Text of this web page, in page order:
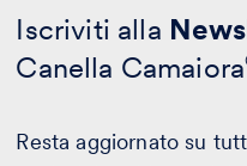
Iscriviti alla
Canella Camaiora
Resta aggiornato su